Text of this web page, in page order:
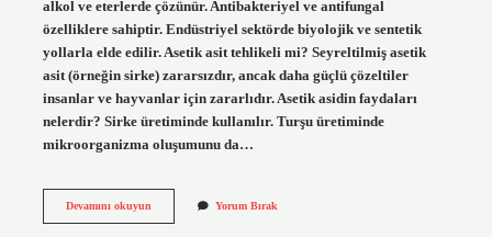
alkol ve eterlerde çözünür. Antibakteriyel ve antifungal
özelliklere sahiptir. Endüstriyel sektörde biyolojik ve sentetik
yollarla elde edilir. Asetik asit tehlikeli mi? Seyreltilmiş asetik
asit (örneğin sirke) zararsızdır, ancak daha güçlü çözeltiler
insanlar ve hayvanlar için zararlıdır. Asetik asidin faydaları
nelerdir? Sirke üretiminde kullanılır. Turşu üretiminde
mikroorganizma oluşumunu da…
Devamını okuyunAsetik
Yorum Bırak